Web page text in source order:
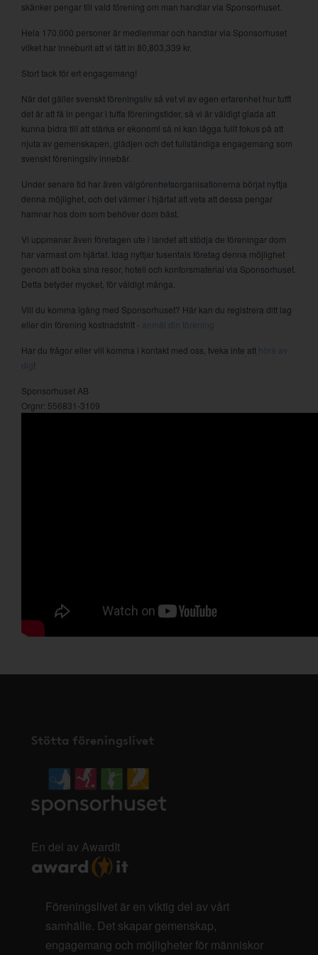
skänker pengar till vald förening om man handlar via Sponsorhuset.
Hela 170,000 personer är medlemmar och handlar via Sponsorhuset
vilket har inneburit att vi fått in 80,803,339 kr.
Stort tack för ert engagemang!
När det gäller svenskt föreningsliv så vet vi av egen erfarenhet hur tufft
det är att få in pengar i tuffa föreningstider, så vi är väldigt glada att
kunna bidra till att stärka er ekonomi så ni kan lägga fullt fokus på att
njuta av gemenskapen, glädjen och det fullständiga engagemang som
svenskt föreningsliv innebär.
Under senare tid har även välgörenhetsorganisationerna börjat nyttja
denna möjlighet, och det värmer i hjärtat att veta att dessa pengar
hamnar hos dom som behöver dom bäst.
Vi uppmanar även företagen ute i landet att stödja de föreningar dom
har varmast om hjärtat. Idag nyttjar tusentals företag denna möjlighet
genom att boka sina resor, hotell och kontorsmaterial via Sponsorhuset.
Detta betyder mycket, för väldigt många.
Vill du komma igång med Sponsorhuset? Här kan du registrera ditt lag
eller din förening kostnadsfritt -
anmäl din förening
Har du frågor eller vill komma i kontakt med oss, tveka inte att höra av
!
Sponsorhuset AB
Orgnr: 556831-3109
Stötta föreningslivet
En del av AwardIt
Föreningslivet är en viktig del av vårt
samhälle. Det skapar gemenskap,
engagemang och möjligheter för människor